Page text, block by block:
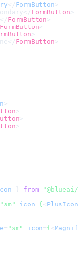
</ FormButton
</ FormButton >
</ FormButton >
FormButton >
>
</ FormButton >
>
>
>
} from
"sm" icon={< PlusIcon
= "sm" icon={<